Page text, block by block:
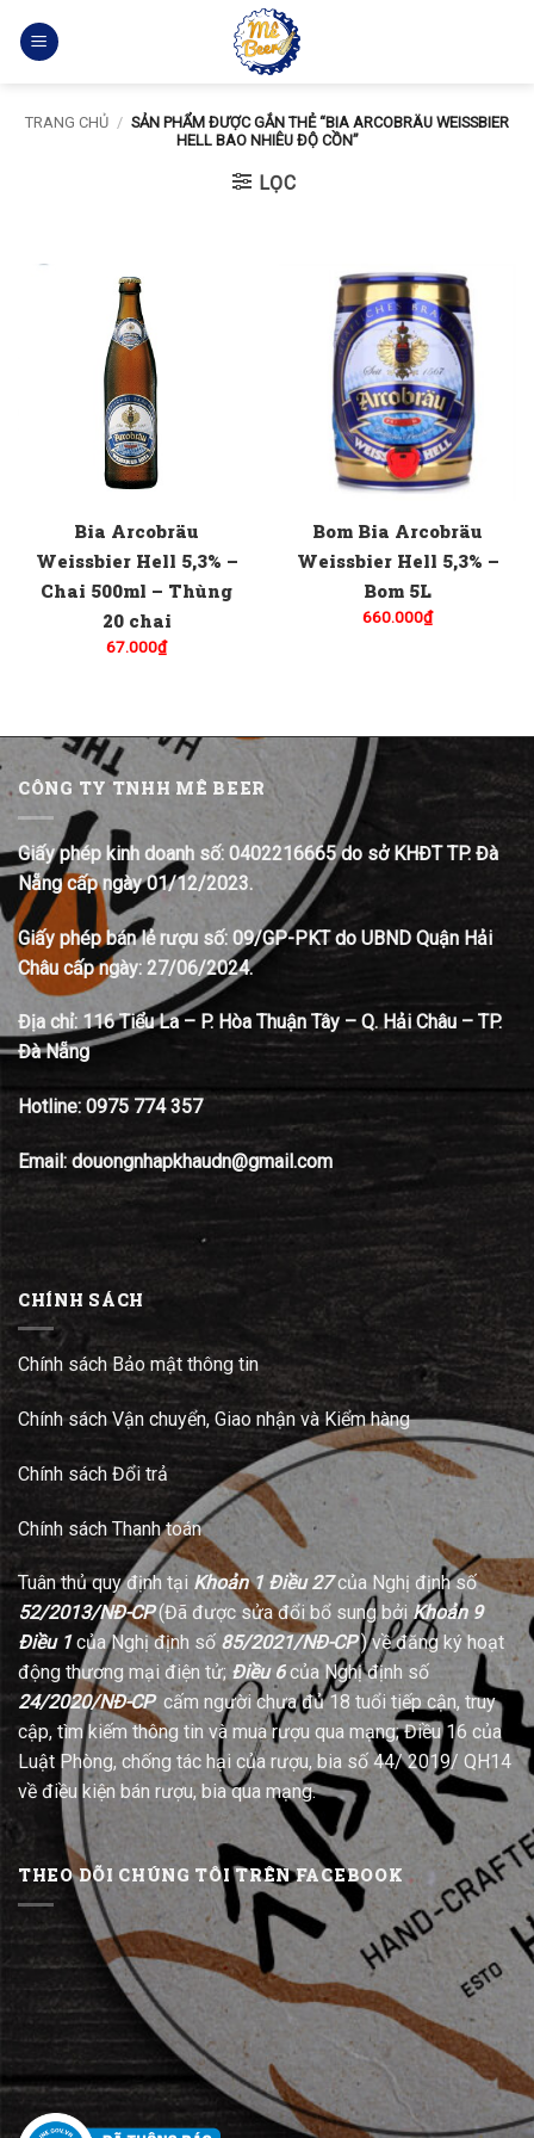
qua
TRANG CHỦ / SẢN PHẨM ĐƯỢC GẮN THẺ “BIA ARCOBRÄU WEISSBIER
HELL BAO NHIÊU ĐỘ CỒN”
LỌC
Bia Arcobräu
Weissbier Hell 5,3% –
Chai 500ml – Thùng
20 chai
67.000₫
Bom Bia Arcobräu
Weissbier Hell 5,3% –
Bom 5L
660.000₫
CÔNG TY TNHH MÊ BEER
Giấy phép kinh doanh số: 0402216665 do sở KHĐT TP. Đà
Nẵng cấp ngày 01/12/2023.
Giấy phép bán lẻ rượu số: 09/GP-PKT do UBND Quận Hải
Châu cấp ngày: 27/06/2024.
Địa chỉ: 116 Tiểu La – P. Hòa Thuận Tây – Q. Hải Châu – TP.
Đà Nẵng
Hotline: 0975 774 357
Email: douongnhapkhaudn@gmail.com
CHÍNH SÁCH
Chính sách Bảo mật thông tin
Chính sách Vận chuyển, Giao nhận và Kiểm hàng
Chính sách Đổi trả
Chính sách Thanh toán
Tuân thủ quy định tại Khoản 1 Điều 27của Nghị định số
52/2013/NĐ-CP(Đã được sửa đổi bổ sung bởi Khoản 9
Điều 1của Nghị định số 85/2021/NĐ-CP) về đăng ký hoạt
động thương mại điện tử; Điều 6của Nghị định số
24/2020/NĐ-CPcấm người chưa đủ 18 tuổi tiếp cận, truy
cập, tìm kiếm thông tin và mua rượu qua mạng; Điều 16 của
Luật Phòng, chống tác hại của rượu, bia số 44/ 2019/ QH14
về điều kiện bán rượu, bia qua mạng.
THEO DÕI CHÚNG TÔI TRÊN FACEBOOK